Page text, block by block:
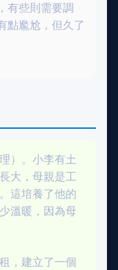
有些則需要調
點尷尬，但久了
）。小李有土
大，母親是工
這培養了他的
溫暖，因為母
，建立了一個